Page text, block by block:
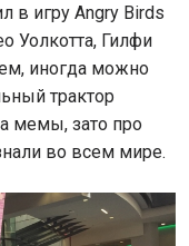
в игру Angry Birds
Уолкотта, Гилфи
иногда можно
трактор
мемы, зато про
во всем мире.